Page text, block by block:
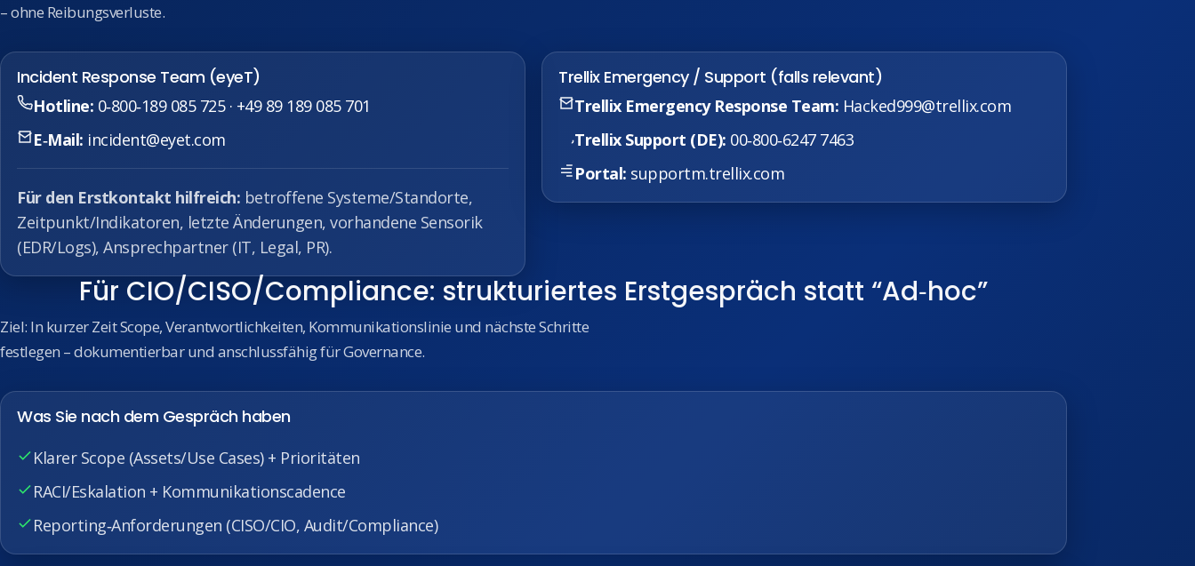
– ohne Reibungsverluste.
Incident Response Team (eyeT)
Hotline: 0‑800‑189 085 725· +49 89 189 085 701
E‑Mail: incident@eyet.com
Für den Erstkontakt hilfreich: betroffene Systeme/Standorte,
Zeitpunkt/Indikatoren, letzte Änderungen, vorhandene Sensorik
(EDR/Logs), Ansprechpartner (IT, Legal, PR).
Trellix Emergency / Support (falls relevant)
Trellix Emergency Response Team: Hacked999@trellix.com
Trellix Support (DE): 00‑800‑6247 7463
Portal: supportm.trellix.com
Für CIO/CISO/Compliance: strukturiertes Erstgespräch statt “Ad‑hoc”
Ziel: In kurzer Zeit Scope, Verantwortlichkeiten, Kommunikationslinie und nächste Schritte
festlegen – dokumentierbar und anschlussfähig für Governance.
Was Sie nach dem Gespräch haben
Klarer Scope (Assets/Use Cases) + Prioritäten
RACI/Eskalation + Kommunikationscadence
Reporting‑Anforderungen (CISO/CIO, Audit/Compliance)